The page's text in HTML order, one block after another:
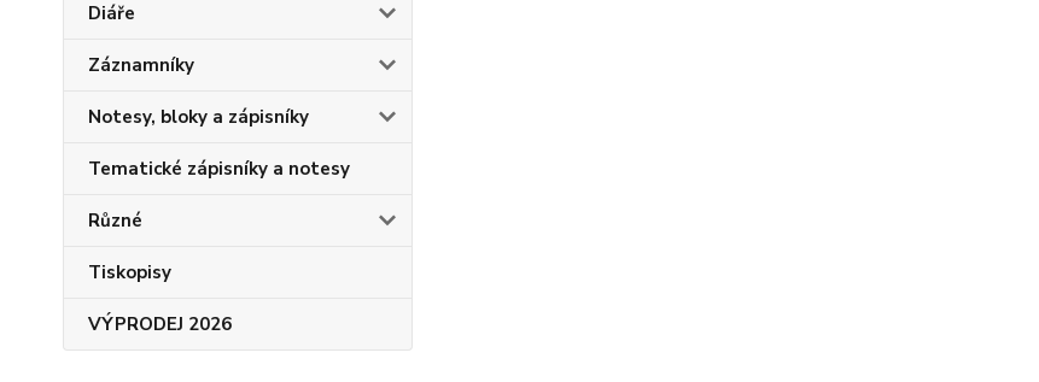
Diáře
Záznamníky
Notesy, bloky a zápisníky
Tematické zápisníky a notesy
Různé
Tiskopisy
VÝPRODEJ 2026